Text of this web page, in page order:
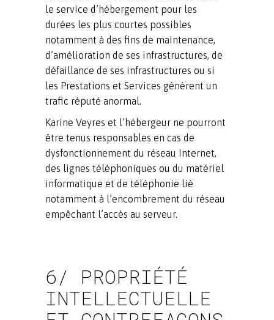
le service d’hébergement pour les
durées les plus courtes possibles
notamment à des fins de maintenance,
d’amélioration de ses infrastructures, de
défaillance de ses infrastructures ou si
les Prestations et Services génèrent un
trafic réputé anormal.
Karine Veyres et l’hébergeur ne pourront
être tenus responsables en cas de
dysfonctionnement du réseau Internet,
des lignes téléphoniques ou du matériel
informatique et de téléphonie lié
notamment à l’encombrement du réseau
empêchant l’accès au serveur.
6/ PROPRIÉTÉ
INTELLECTUELLE